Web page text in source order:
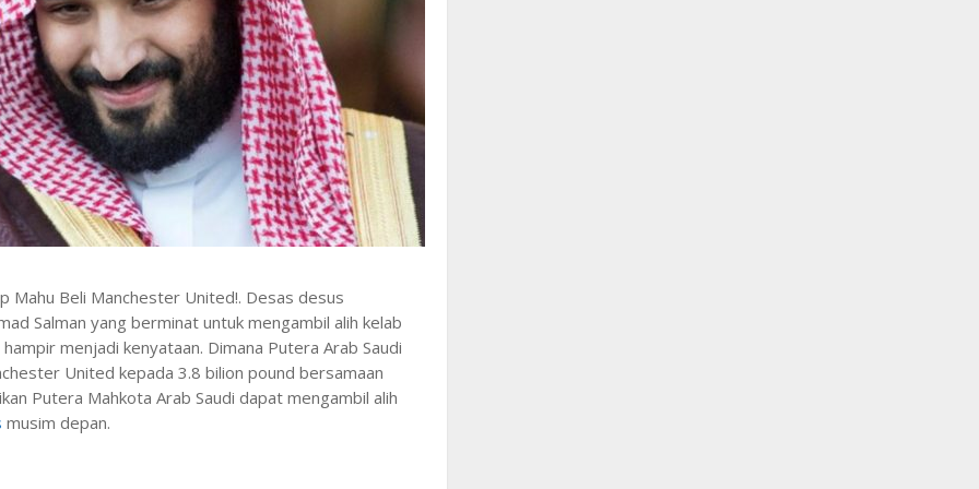
Mahu Beli Manchester United!. Desas desus
Salman yang berminat untuk mengambil alih kelab
menjadi kenyataan. Dimana Putera Arab Saudi
United kepada 3.8 bilion pound bersamaan
Putera Mahkota Arab Saudi dapat mengambil alih
musim depan.